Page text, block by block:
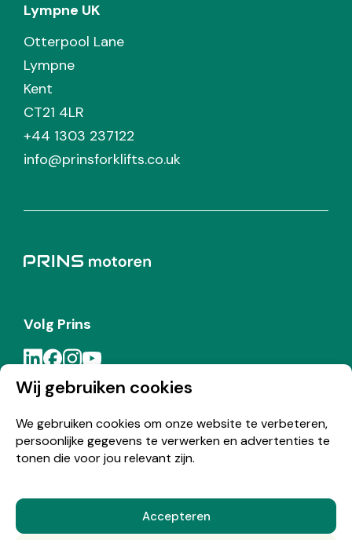
Wij gebruiken cookies
We gebruiken cookies om onze website te verbeteren,
persoonlijke gegevens te verwerken en advertenties te
tonen die voor jou relevant zijn.
Accepteren
Lympne UK
Otterpool Lane
Lympne
Kent
CT21 4LR
+44 1303 237122
info@prinsforklifts.co.uk
Volg Prins
Meld je aan voor de Prins nieuwsbrief
© Copyright 2026 Prins